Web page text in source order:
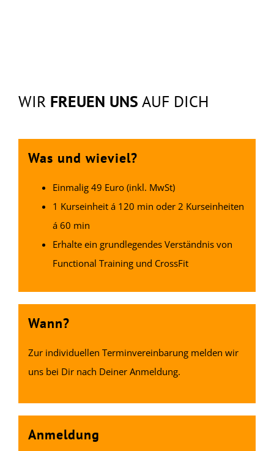
WIR FREUEN UNS AUF DICH
Was und wieviel?
Einmalig 49 Euro (inkl. MwSt)
1 Kurseinheit á 120 min oder 2 Kurseinheiten
á 60 min
Erhalte ein grundlegendes Verständnis von
Functional Training und CrossFit
Wann?
Zur individuellen Terminvereinbarung melden wir
uns bei Dir nach Deiner Anmeldung.
Anmeldung